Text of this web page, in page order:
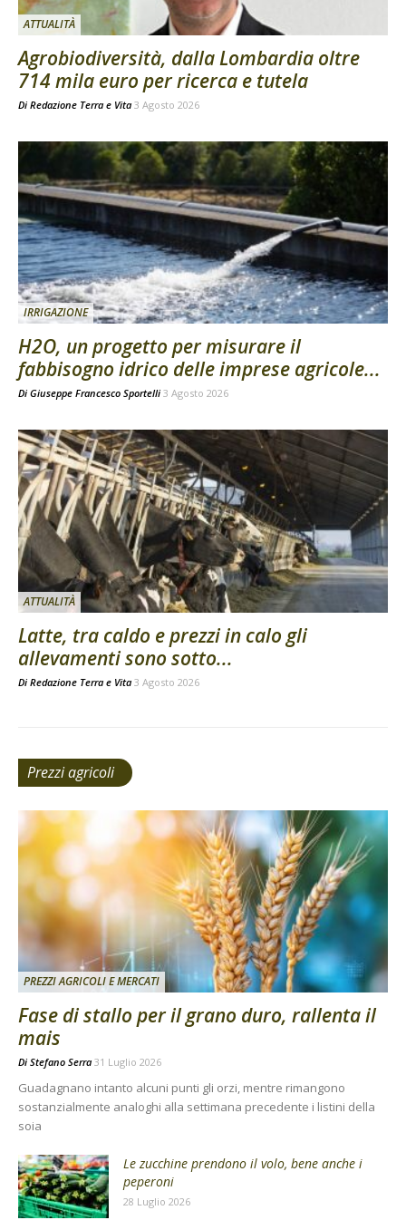
ATTUALITÀ
Agrobiodiversità, dalla Lombardia oltre
714 mila euro per ricerca e tutela
Di Redazione Terra e Vita 3 Agosto 2026
IRRIGAZIONE
H2O, un progetto per misurare il
fabbisogno idrico delle imprese agricole...
Di Giuseppe Francesco Sportelli 3 Agosto 2026
ATTUALITÀ
Latte, tra caldo e prezzi in calo gli
allevamenti sono sotto...
Di Redazione Terra e Vita 3 Agosto 2026
Prezzi agricoli
PREZZI AGRICOLI E MERCATI
Fase di stallo per il grano duro, rallenta il
mais
Di Stefano Serra 31 Luglio 2026
Guadagnano intanto alcuni punti gli orzi, mentre rimangono
sostanzialmente analoghi alla settimana precedente i listini della
soia
Le zucchine prendono il volo, bene anche i
peperoni
28 Luglio 2026